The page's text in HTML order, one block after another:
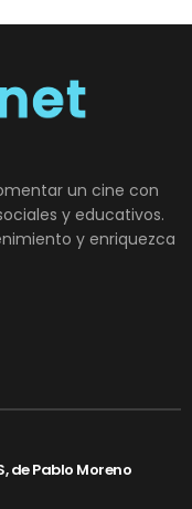
un cine con
y educativos.
y enriquezca
de Pablo Moreno